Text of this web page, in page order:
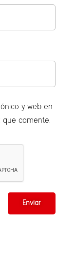
y web en
que comente.